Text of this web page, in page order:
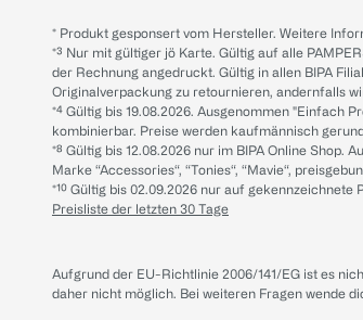
* Produkt gesponsert vom Hersteller. Weitere
*³ Nur mit gültiger jö Karte. Gültig auf alle
der Rechnung angedruckt. Gültig in allen BIPA
Originalverpackung zu retournieren, andernfalls
*⁴ Gültig bis 19.08.2026. Ausgenommen "Einfach
kombinierbar. Preise werden kaufmännisch
*⁸ Gültig bis 12.08.2026 nur im BIPA Online
Marke “Accessories“, “Tonies“, “Mavie“,
*¹⁰ Gültig bis 02.09.2026 nur auf
Preisliste der letzten 30 Tage
Aufgrund der EU-Richtlinie 2006/141/EG ist es
daher nicht möglich. Bei weiteren Fragen wende